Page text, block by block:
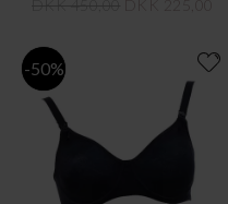
-50%